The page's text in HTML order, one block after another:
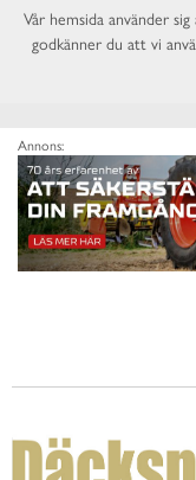
Annons:
Vår hemsida använder
godkänner du att vi